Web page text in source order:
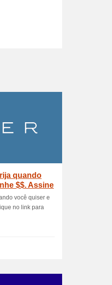
quando
$$. Assine
você quiser e
no link para